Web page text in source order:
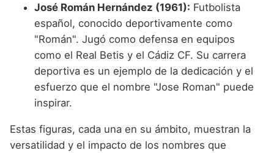
José Román Hernández (1961): Futbolista
español, conocido deportivamente como
"Román". Jugó como defensa en equipos
como el Real Betis y el Cádiz CF. Su carrera
deportiva es un ejemplo de la dedicación y el
esfuerzo que el nombre "Jose Roman" puede
inspirar.
Estas figuras, cada una en su ámbito, muestran la
versatilidad y el impacto de los nombres que